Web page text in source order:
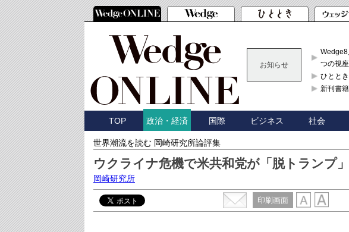
お知らせ
つの視座
ひとと
新刊書
TOP 政治・経済 国際 ビジネス 社会
世界潮流を読む 岡崎研究所論評集
ウクライナ危機で米共和党が「脱トランプ
岡崎研究所
印刷画面